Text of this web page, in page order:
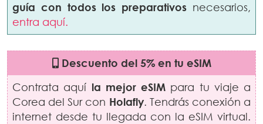
guía con todos los preparativos necesarios,
entra aquí.
Descuento del 5% en tu eSIM
Contrata aquí la mejor eSIM para tu viaje a
Corea del Sur con Holafly. Tendrás conexión a
internet desde tu llegada con la eSIM virtual.